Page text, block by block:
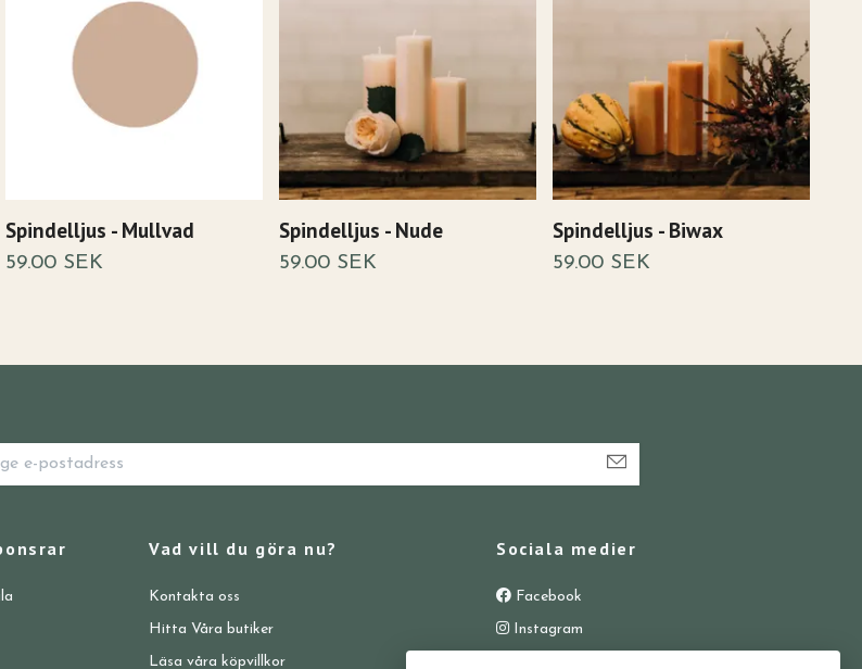
Spindelljus - Mullvad
59.00 SEK
Spindelljus - Nude
59.00 SEK
Spindelljus - Biwax
59.00 SEK
Vad vill du göra nu?
Kontakta oss
Hitta Våra butiker
Läsa våra köpvillkor
Sociala medier
Facebook
Instagram